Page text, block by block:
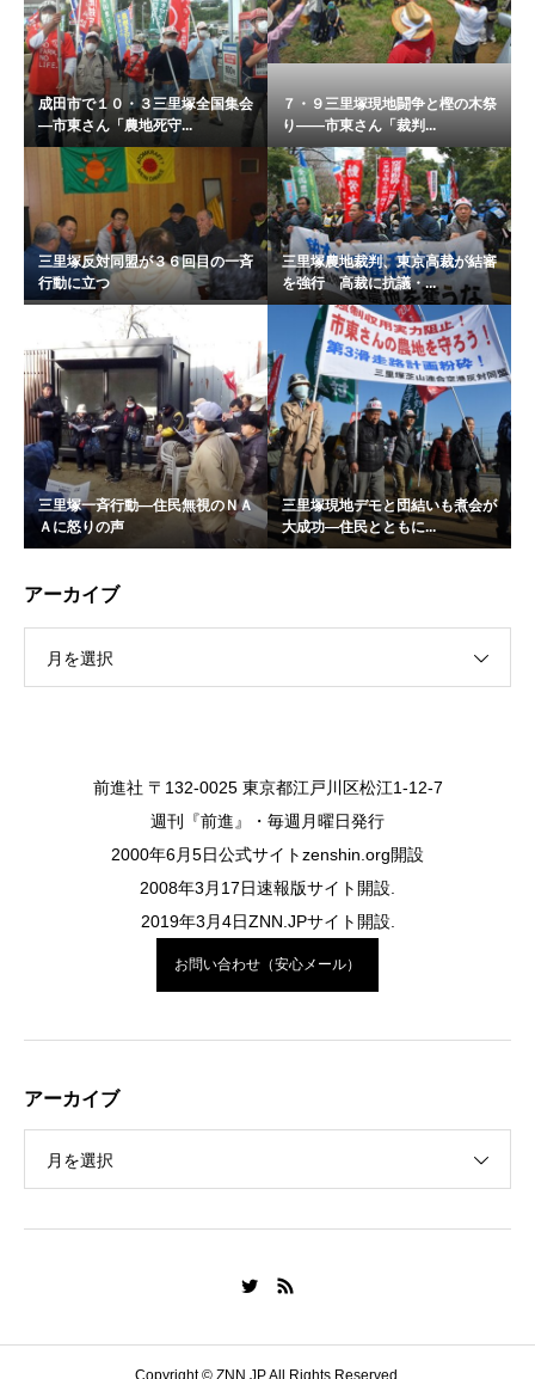
成田市で１０・３三里塚全国集会
―市東さん「農地死守...
７・９三里塚現地闘争と樫の木祭
り――市東さん「裁判...
三里塚反対同盟が３６回目の一斉
行動に立つ
三里塚農地裁判、東京高裁が結審
を強行 高裁に抗議・...
三里塚一斉行動―住民無視のＮＡ
Ａに怒りの声
三里塚現地デモと団結いも煮会が
大成功―住民とともに...
アーカイブ
月を選択
前進社 〒132-0025 東京都江戸川区松江1-12-7
週刊『前進』・毎週月曜日発行
2000年6月5日公式サイトzenshin.org開設
2008年3月17日速報版サイト開設.
2019年3月4日ZNN.JPサイト開設.
お問い合わせ（安心メール）
アーカイブ
月を選択
Copyright © ZNN.JP All Rights Reserved.